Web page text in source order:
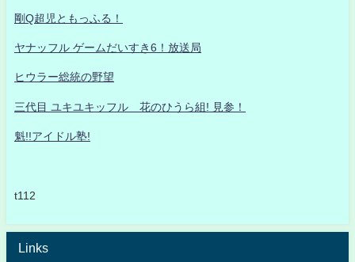
剛Q超児ともっふる！
ヤナッフル ゲームだいすき6！放送局
ヒウラー総統の野望
三代目 ユキユキッフル 花のひうら組! 見参！
魁!!アイドル塾!
t112
Links